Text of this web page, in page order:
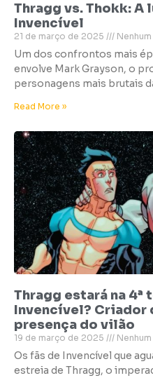
Thragg vs. Thokk:
Invencível
21 de março de 2025
Um dos confrontos mais
envolve Mark Grayson, o
personagens mais brutais
Read More »
Thragg estará na 4ª
Invencível? Criador
presença do vilão
19 de março de 2025
Os fãs de Invencível que
estreia de Thragg, o